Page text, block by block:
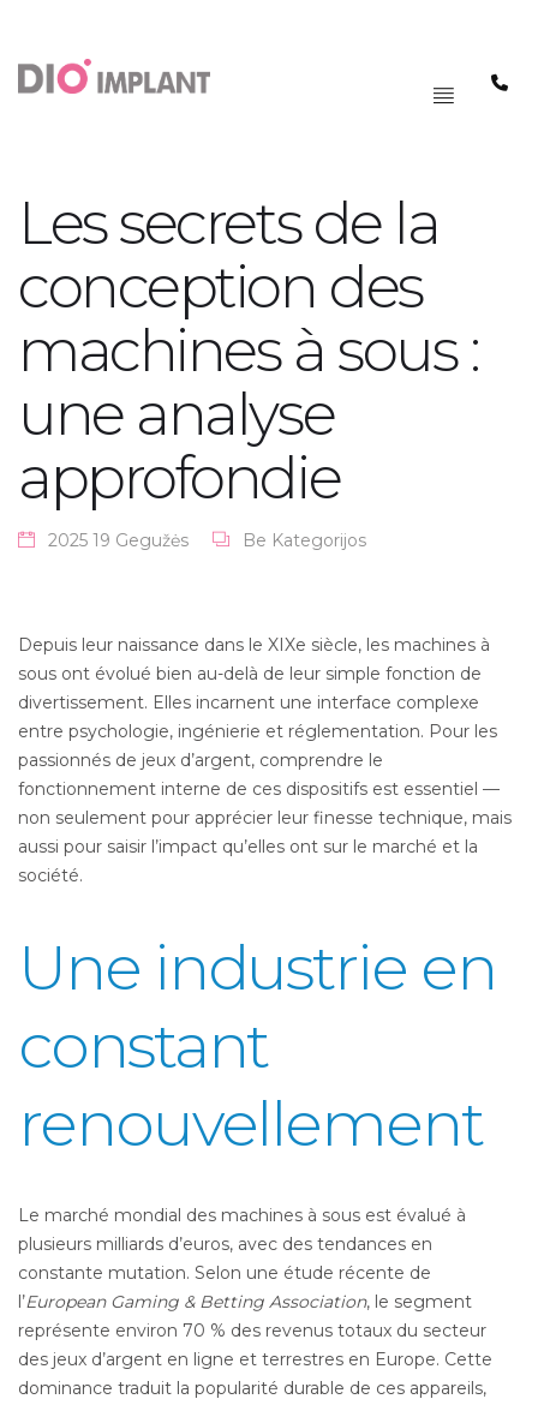
Les secrets de la
conception des
machines à sous :
une analyse
approfondie
2025 19 Gegužės Be Kategorijos
Depuis leur naissance dans le XIXe siècle, les machines à
sous ont évolué bien au-delà de leur simple fonction de
divertissement. Elles incarnent une interface complexe
entre psychologie, ingénierie et réglementation. Pour les
passionnés de jeux d’argent, comprendre le
fonctionnement interne de ces dispositifs est essentiel —
non seulement pour apprécier leur finesse technique, mais
aussi pour saisir l’impact qu’elles ont sur le marché et la
société.
Une industrie en
constant
renouvellement
Le marché mondial des machines à sous est évalué à
plusieurs milliards d’euros, avec des tendances en
constante mutation. Selon une étude récente de
l’European Gaming & Betting Association, le segment
représente environ 70 % des revenus totaux du secteur
des jeux d’argent en ligne et terrestres en Europe. Cette
dominance traduit la popularité durable de ces appareils,